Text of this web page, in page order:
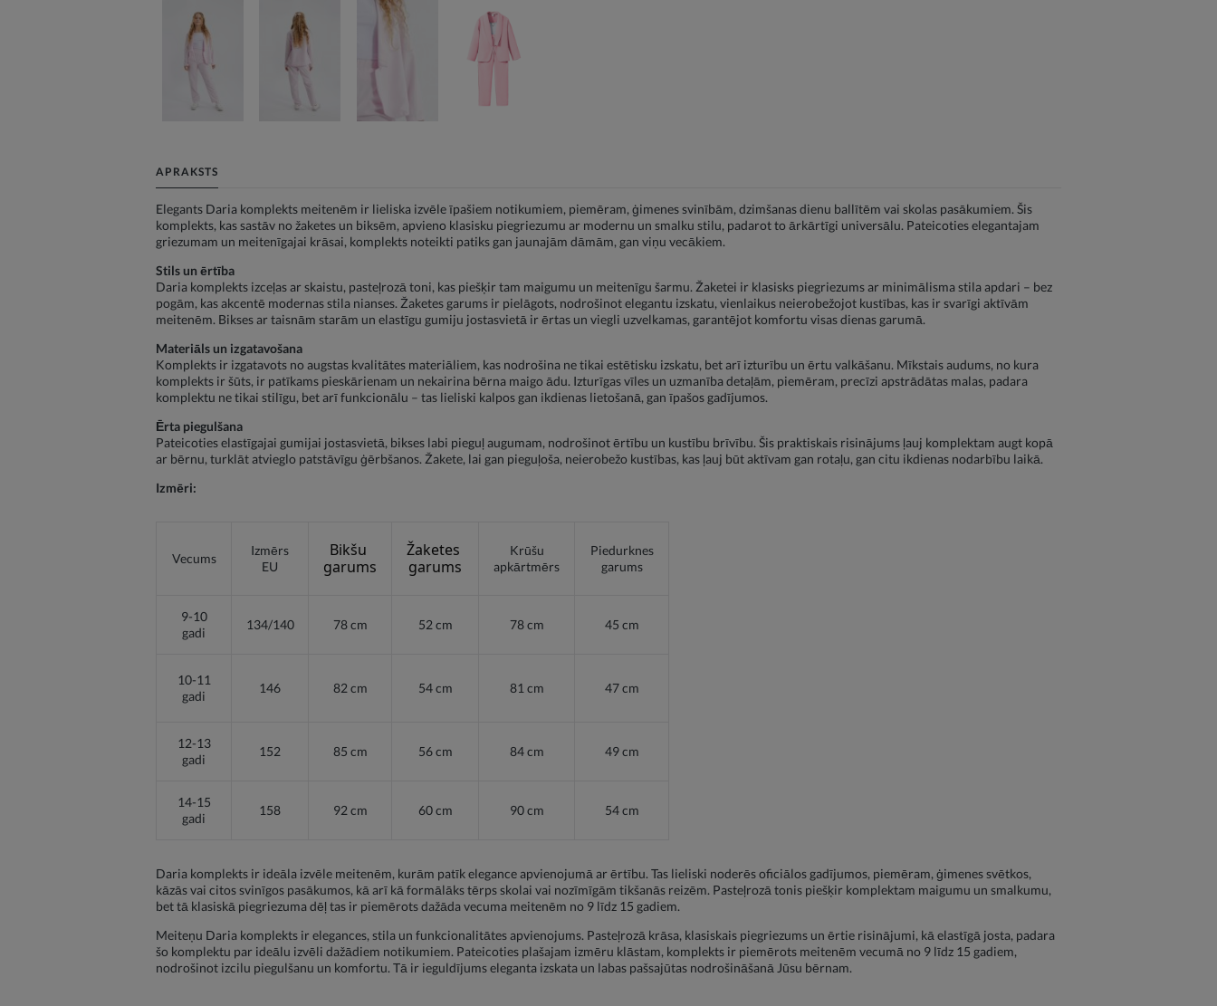
APRAKSTS
Elegants Daria komplekts meitenēm ir lieliska izvēle īpašiem notikumiem, piemēram, ģimenes svinībām, dzimšanas dienu ballītēm vai skolas pasākumiem. Šis
komplekts, kas sastāv no žaketes un biksēm, apvieno klasisku piegriezumu ar modernu un smalku stilu, padarot to ārkārtīgi universālu. Pateicoties elegantajam
griezumam un meitenīgajai krāsai, komplekts noteikti patiks gan jaunajām dāmām, gan viņu vecākiem.
Stils un ērtība
Daria komplekts izceļas ar skaistu, pasteļrozā toni, kas piešķir tam maigumu un meitenīgu šarmu. Žaketei ir klasisks piegriezums ar minimālisma stila apdari – bez
pogām, kas akcentē modernas stila nianses. Žaketes garums ir pielāgots, nodrošinot elegantu izskatu, vienlaikus neierobežojot kustības, kas ir svarīgi aktīvām
meitenēm. Bikses ar taisnām starām un elastīgu gumiju jostasvietā ir ērtas un viegli uzvelkamas, garantējot komfortu visas dienas garumā.
Materiāls un izgatavošana
Komplekts ir izgatavots no augstas kvalitātes materiāliem, kas nodrošina ne tikai estētisku izskatu, bet arī izturību un ērtu valkāšanu. Mīkstais audums, no kura
komplekts ir šūts, ir patīkams pieskārienam un nekairina bērna maigo ādu. Izturīgas vīles un uzmanība detaļām, piemēram, precīzi apstrādātas malas, padara
komplektu ne tikai stilīgu, bet arī funkcionālu – tas lieliski kalpos gan ikdienas lietošanā, gan īpašos gadījumos.
Ērta piegulšana
Pateicoties elastīgajai gumijai jostasvietā, bikses labi pieguļ augumam, nodrošinot ērtību un kustību brīvību. Šis praktiskais risinājums ļauj komplektam augt kopā
ar bērnu, turklāt atvieglo patstāvīgu ģērbšanos. Žakete, lai gan pieguļoša, neierobežo kustības, kas ļauj būt aktīvam gan rotaļu, gan citu ikdienas nodarbību laikā.
Izmēri:
Vecums
Izmērs
EU
Bikšu
garums
Žaketes
garums
Krūšu
apkārtmērs
Piedurknes
garums
9-10
gadi
134/140 78 cm 52 cm 78 cm 45 cm
10-11
gadi
146 82 cm 54 cm 81 cm 47 cm
12-13
gadi
152 85 cm 56 cm 84 cm 49 cm
14-15
gadi
158 92 cm 60 cm 90 cm 54 cm
Daria komplekts ir ideāla izvēle meitenēm, kurām patīk elegance apvienojumā ar ērtību. Tas lieliski noderēs oficiālos gadījumos, piemēram, ģimenes svētkos,
kāzās vai citos svinīgos pasākumos, kā arī kā formālāks tērps skolai vai nozīmīgām tikšanās reizēm. Pasteļrozā tonis piešķir komplektam maigumu un smalkumu,
bet tā klasiskā piegriezuma dēļ tas ir piemērots dažāda vecuma meitenēm no 9 līdz 15 gadiem.
Meiteņu Daria komplekts ir elegances, stila un funkcionalitātes apvienojums. Pasteļrozā krāsa, klasiskais piegriezums un ērtie risinājumi, kā elastīgā josta, padara
šo komplektu par ideālu izvēli dažādiem notikumiem. Pateicoties plašajam izmēru klāstam, komplekts ir piemērots meitenēm vecumā no 9 līdz 15 gadiem,
nodrošinot izcilu piegulšanu un komfortu. Tā ir ieguldījums eleganta izskata un labas pašsajūtas nodrošināšanā Jūsu bērnam.